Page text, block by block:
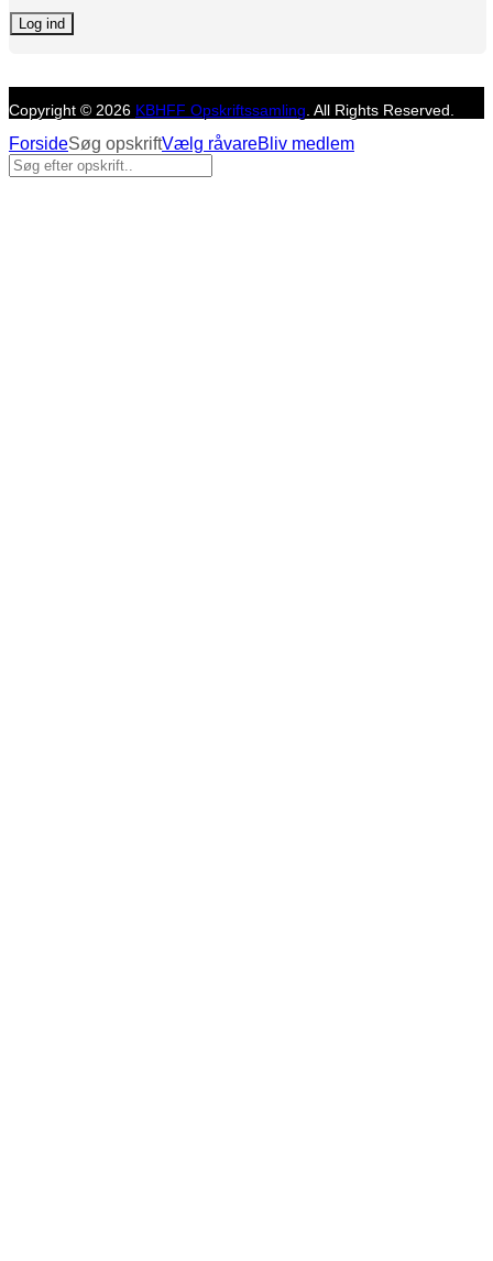
Copyright © 2026 KBHFF Opskriftssamling. All Rights Reserved.
ForsideSøg opskriftVælg råvareBliv medlem